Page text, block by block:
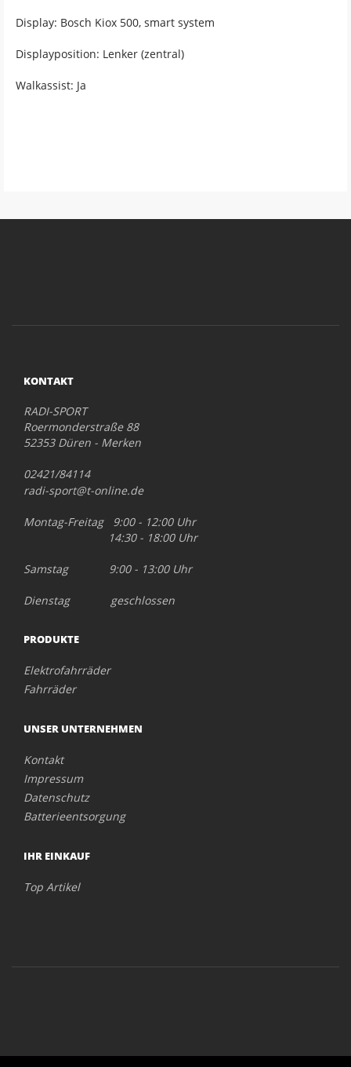
Display: Bosch Kiox 500, smart system
Displayposition: Lenker (zentral)
Walkassist: Ja
KONTAKT
RADI-SPORT
Roermonderstraße 88
52353 Düren - Merken
02421/84114
radi-sport@t-online.de
Montag-Freitag 9:00 - 12:00 Uhr
14:30 - 18:00 Uhr
Samstag 9:00 - 13:00 Uhr
Dienstag geschlossen
PRODUKTE
Elektrofahrräder
Fahrräder
UNSER UNTERNEHMEN
Kontakt
Impressum
Datenschutz
Batterieentsorgung
IHR EINKAUF
Top Artikel